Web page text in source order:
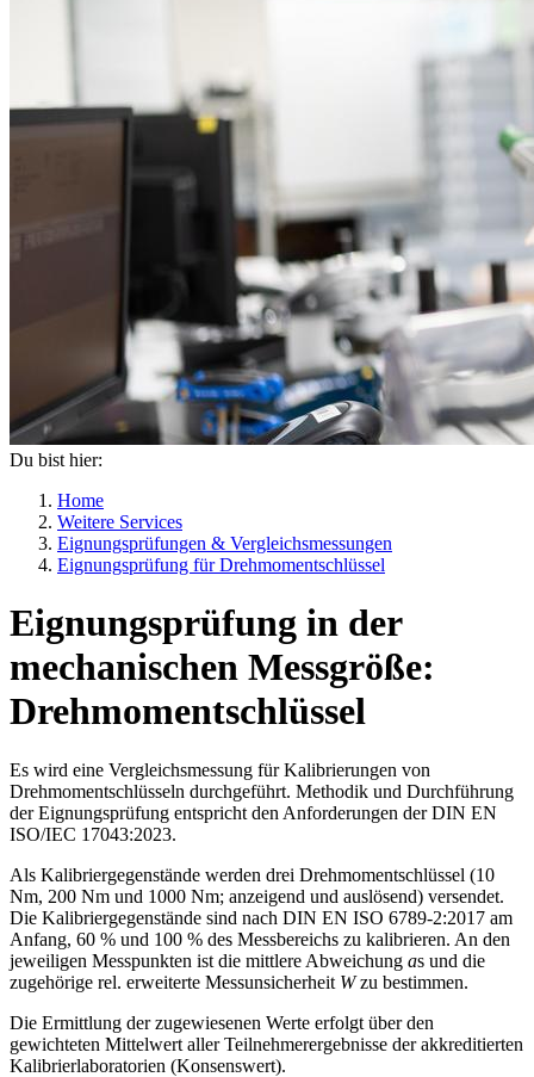
Du bist hier:
Home
Weitere Services
Eignungsprüfungen & Vergleichsmessungen
Eignungsprüfung für Drehmomentschlüssel
Eignungsprüfung in der
mechanischen Messgröße:
Drehmomentschlüssel
Es wird eine Vergleichsmessung für Kalibrierungen von
Drehmomentschlüsseln durchgeführt. Methodik und Durchführung
der Eignungsprüfung entspricht den Anforderungen der DIN EN
ISO/IEC 17043:2023.
Als Kalibriergegenstände werden drei Drehmomentschlüssel (10
Nm, 200 Nm und 1000 Nm; anzeigend und auslösend) versendet.
Die Kalibriergegenstände sind nach DIN EN ISO 6789-2:2017 am
Anfang, 60 % und 100 % des Messbereichs zu kalibrieren. An den
jeweiligen Messpunkten ist die mittlere Abweichung as und die
zugehörige rel. erweiterte Messunsicherheit Wzu bestimmen.
Die Ermittlung der zugewiesenen Werte erfolgt über den
gewichteten Mittelwert aller Teilnehmerergebnisse der akkreditierten
Kalibrierlaboratorien (Konsenswert).